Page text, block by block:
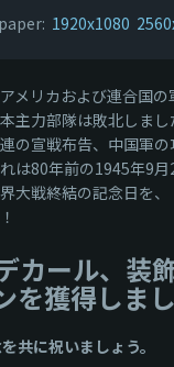
1920x1080
メリカおよび連合国の
主力部隊は敗北しまし
の宣戦布告、中国軍
は80年前の1945年9
大戦終結の記念日を
カール、装
を獲得しま
共に祝いましょう。